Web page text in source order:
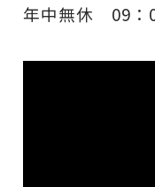
年中無休 09：